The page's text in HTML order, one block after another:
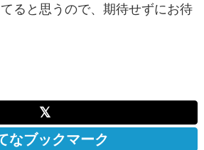
ると思うので、期待せずにお待
𝕏
なブックマーク